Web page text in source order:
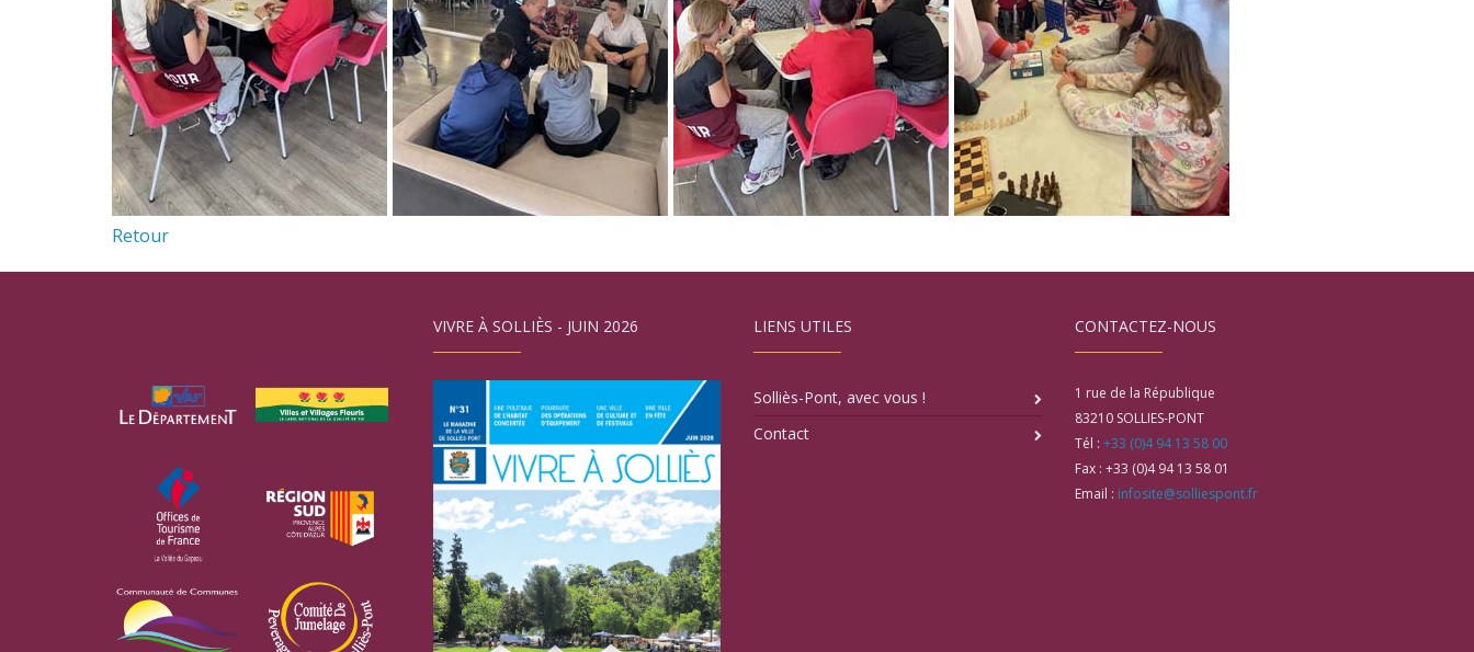
Retour
VIVRE À SOLLIÈS - JUIN 2026 LIENS UTILES
Solliès-Pont, avec vous !
Contact
CONTACTEZ-NOUS
1 rue de la République
83210 SOLLIES-PONT
Tél : +33 (0)4 94 13 58 00
Fax : +33 (0)4 94 13 58 01
Email : infosite@solliespont.fr